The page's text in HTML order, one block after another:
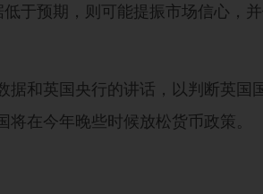
于预期，则可能提振市场信心，
和英国央行的讲话，以判断英国
在今年晚些时候放松货币政策。